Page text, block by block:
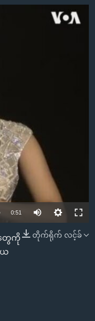
available
0:51
တိုက်ရိုက် လင့်ခ်
ေကို
ယ